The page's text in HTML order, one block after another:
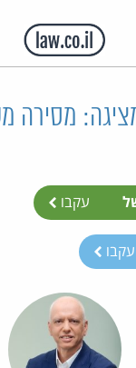
מסירה
עקבו
עקבו